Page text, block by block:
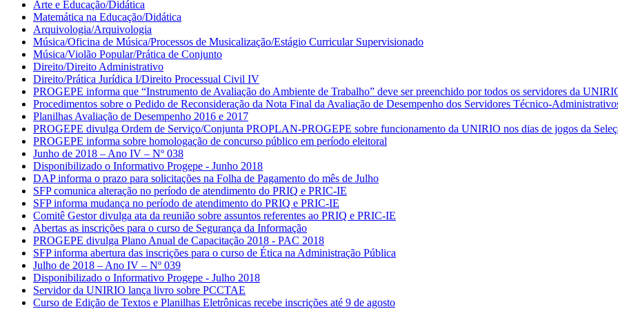
Arte e Educação/Didática
Matemática na Educação/Didática
Arquivologia/Arquivologia
Música/Oficina de Música/Processos de Musicalização/Estágio Curricular Supervisionado
Música/Violão Popular/Prática de Conjunto
Direito/Direito Administrativo
Direito/Prática Jurídica I/Direito Processual Civil IV
PROGEPE informa que “Instrumento de Avaliação do Ambiente de Trabalho” deve ser preenchido por todos os servidores da
Procedimentos sobre o Pedido de Reconsideração da Nota Final da Avaliação de Desempenho dos Servidores Técnico-
Planilhas Avaliação de Desempenho 2016 e 2017
PROGEPE divulga Ordem de Serviço/Conjunta PROPLAN-PROGEPE sobre funcionamento da UNIRIO nos dias de jogos da
PROGEPE informa sobre homologação de concurso público em período eleitoral
Junho de 2018 – Ano IV – Nº 038
Disponibilizado o Informativo Progepe - Junho 2018
DAP informa o prazo para solicitações na Folha de Pagamento do mês de Julho
SFP comunica alteração no período de atendimento do PRIQ e PRIC-IE
SFP informa mudança no período de atendimento do PRIQ e PRIC-IE
Comitê Gestor divulga ata da reunião sobre assuntos referentes ao PRIQ e PRIC-IE
Abertas as inscrições para o curso de Segurança da Informação
PROGEPE divulga Plano Anual de Capacitação 2018 - PAC 2018
SFP informa abertura das inscrições para o curso de Ética na Administração Pública
Julho de 2018 – Ano IV – Nº 039
Disponibilizado o Informativo Progepe - Julho 2018
Servidor da UNIRIO lança livro sobre PCCTAE
Curso de Edição de Textos e Planilhas Eletrônicas recebe inscrições até 9 de agosto